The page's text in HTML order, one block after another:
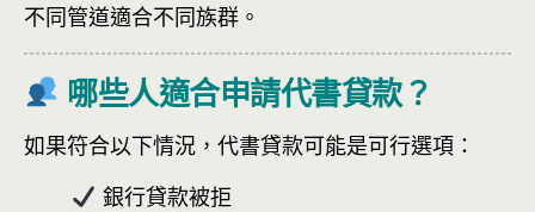
不同管道適合不同族群。
哪些人適合申請代書貸款？
如果符合以下情況，代書貸款可能是可行選項：
銀行貸款被拒